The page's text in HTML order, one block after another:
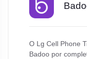
O Lg Cell Phone
Badoo por